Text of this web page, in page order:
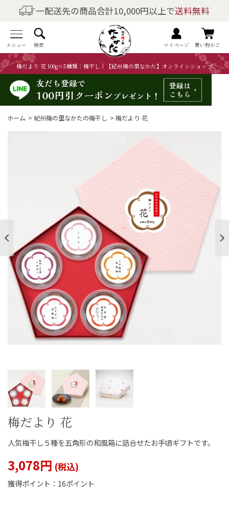
一配送先の商品合計10,000円以上で送料無料
メニュー 検索 マイページ 買い物かご
梅だより 花 100g×5種類：梅干し｜【紀州梅の里なかた】オンラインショップ
商品を探す
全商品一覧
梅干しの商品一覧
梅酒の商品一覧
梅製品・その他の商品一覧
マイページ
ご案内
初めての方へ ご利用ガイド
配送について ギフトサービス
について
0120-12-2486
【営業時間】8:30～17:30
休業日：日曜・祝日／土曜は不定休
お問い合わせフォームはこちら
ホーム > 紀州梅の里なかたの梅干し > 梅だより 花
梅だより 花
人気梅干し５種を五角形の和風箱に詰合せたお手頃ギフトです。
3,078円
獲得ポイント： 16ポイント